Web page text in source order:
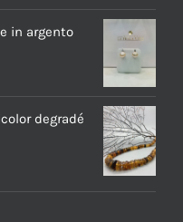
in argento
degradé